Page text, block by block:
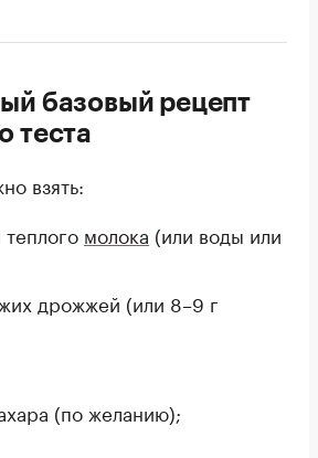
базовый рецепт
теста
взять:
молока (или воды или
дрожжей (или 8–9 г
(по желанию);